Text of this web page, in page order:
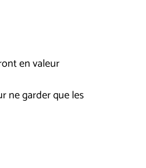
en valeur
ne garder que les